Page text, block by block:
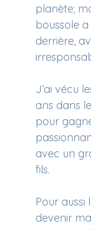
planète;
boussole
derrière,
J’ai vécu
ans dans
pour
avec un
fils.
Pour
devenir